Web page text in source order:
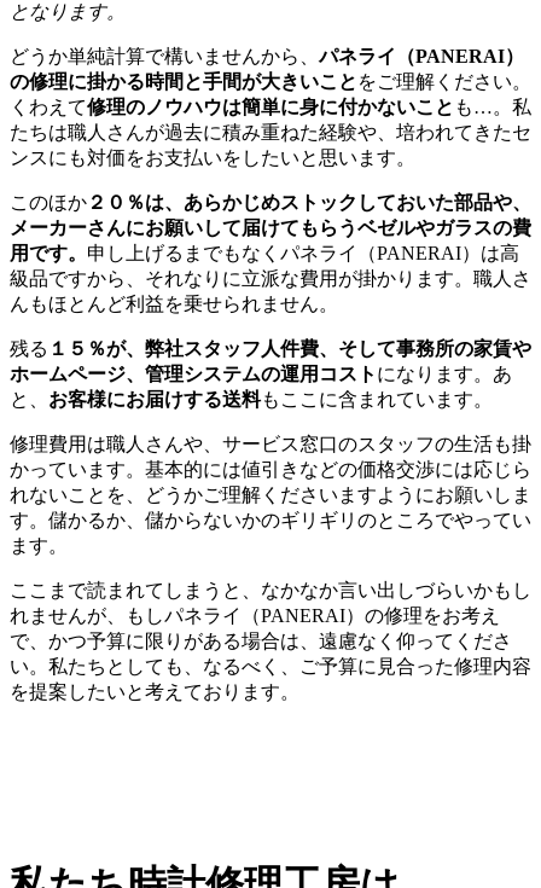
となります。
どうか単純計算で構いませんから、パネライ（PANERAI）
の修理に掛かる時間と手間が大きいこと をご理解ください。
くわえて修理のノウハウは簡単に身に付かないこと も…。私
たちは職人さんが過去に積み重ねた経験や、培われてきたセ
ンスにも対価をお支払いをしたいと思います。
このほか ２０％は、あらかじめストックしておいた部品や、
メーカーさんにお願いして届けてもらうベゼルやガラスの費
用です。 申し上げるまでもなくパネライ（PANERAI）は高
級品ですから、それなりに立派な費用が掛かります。職人さ
んもほとんど利益を乗せられません。
残る １５％が、弊社スタッフ人件費、そして事務所の家賃や
ホームページ、管理システムの運用コスト になります。あ
と、 お客様にお届けする送料もここに含まれています。
修理費用は職人さんや、サービス窓口のスタッフの生活も掛
かっています。基本的には値引きなどの価格交渉には応じら
れないことを、どうかご理解くださいますようにお願いしま
す。儲かるか、儲からないかのギリギリのところでやってい
ます。
ここまで読まれてしまうと、なかなか言い出しづらいかもし
れませんが、もしパネライ（PANERAI）の修理をお考え
で、かつ予算に限りがある場合は、遠慮なく仰ってくださ
い。私たちとしても、なるべく、ご予算に見合った修理内容
を提案したいと考えております。